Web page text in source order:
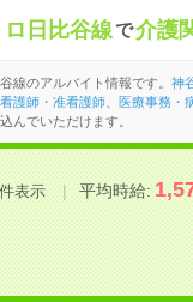
日比谷線で介護
線のアルバイト情報です。 神
看護師・准看護師、 医療事務・
んでいただけます。
表示 平均時給: